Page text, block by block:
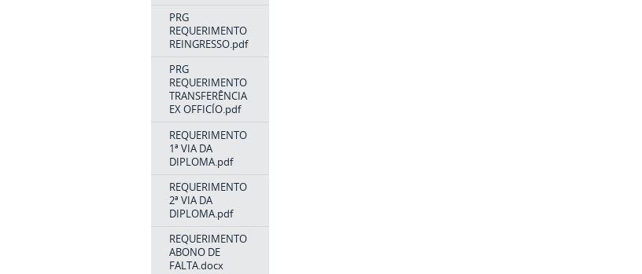
PRG
REQUERIMENTO
REINGRESSO.pdf
PRG
REQUERIMENTO
TRANSFERÊNCIA
EX OFFICÍO.pdf
REQUERIMENTO
1ª VIA DA
DIPLOMA.pdf
REQUERIMENTO
2ª VIA DA
DIPLOMA.pdf
REQUERIMENTO
ABONO DE
FALTA.docx